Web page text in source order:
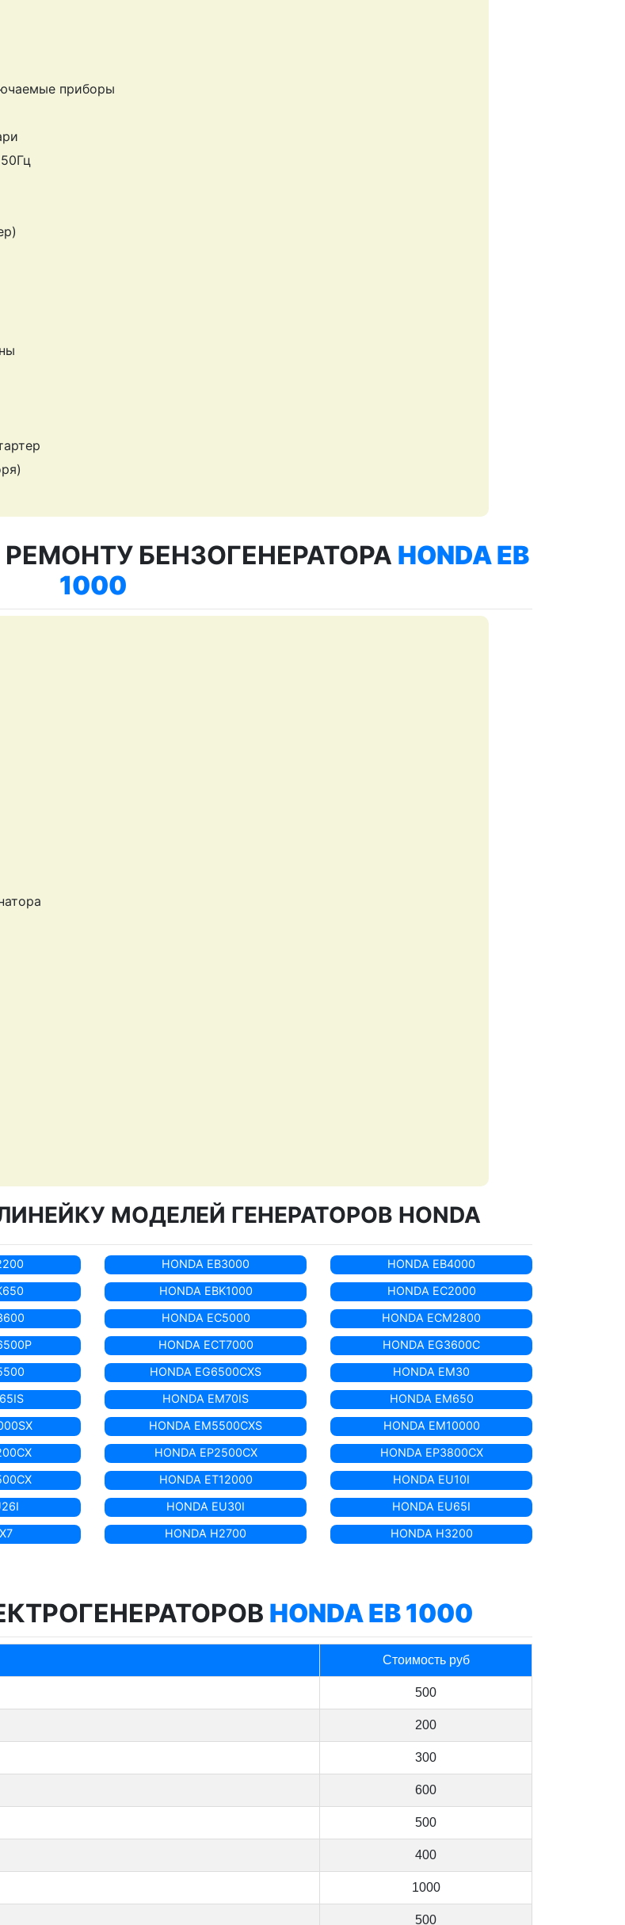
приборы
БЕНЗОГЕНЕРАТОРА HONDA EB
1000
МОДЕЛЕЙ ГЕНЕРАТОРОВ HONDA
HONDA EB3000
HONDA EB4000
HONDA EBK1000
HONDA EC2000
HONDA EC5000
HONDA ECM2800
HONDA ECT7000
HONDA EG3600C
HONDA EG6500CXS
HONDA EM30
HONDA EM70IS
HONDA EM650
HONDA EM5500CXS
HONDA EM10000
HONDA EP2500CX
HONDA EP3800CX
HONDA ET12000
HONDA EU10I
HONDA EU30I
HONDA EU65I
HONDA H2700
HONDA H3200
HONDA EB 1000
Стоимость руб
500
200
300
600
500
400
1000
500